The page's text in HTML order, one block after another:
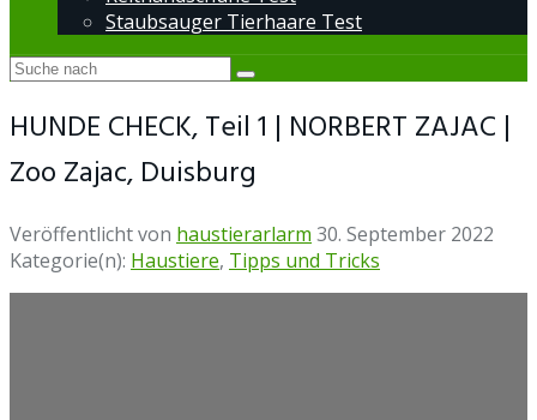
Staubsauger Tierhaare Test
HUNDE CHECK, Teil 1 | NORBERT ZAJAC |
Zoo Zajac, Duisburg
Veröffentlicht von haustierarlarm 30. September 2022
Kategorie(n): Haustiere, Tipps und Tricks